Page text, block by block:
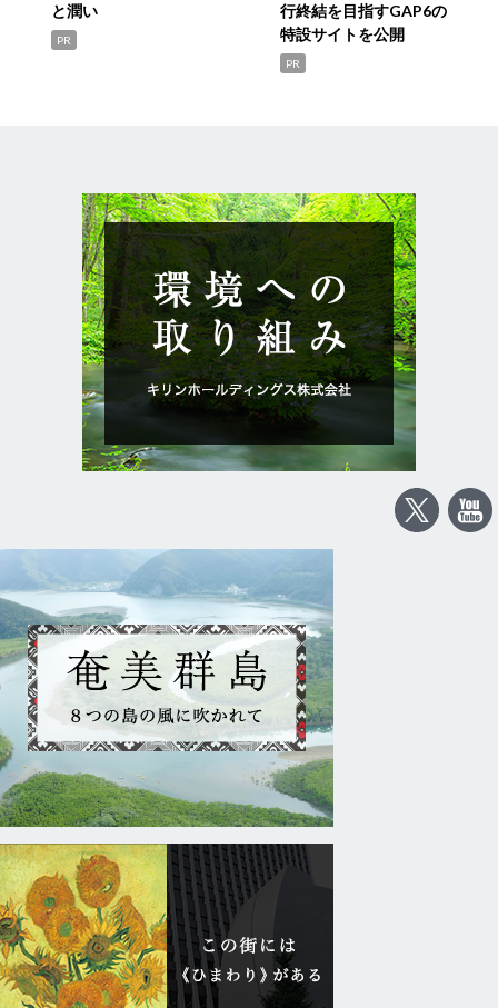
と潤い
PR
行終結を目指すGAP6の
特設サイトを公開
PR